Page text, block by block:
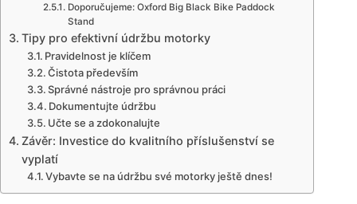
Doporučujeme: Oxford Big Black Bike Paddock
Stand
Tipy pro efektivní údržbu motorky
Pravidelnost je klíčem
Čistota především
Správné nástroje pro správnou práci
Dokumentujte údržbu
Učte se a zdokonalujte
Závěr: Investice do kvalitního příslušenství se
vyplatí
Vybavte se na údržbu své motorky ještě dnes!